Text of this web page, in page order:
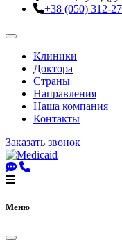
+38 (050) 312-
Клиники
Доктора
Страны
Направления
Наша компания
Контакты
Заказать звонок
Меню